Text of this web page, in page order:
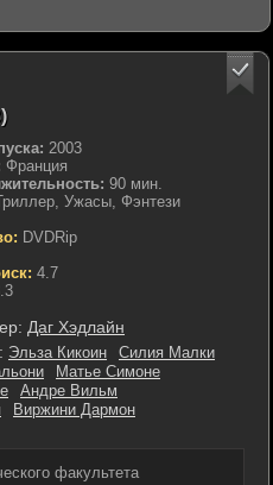
2003
Франция
90 мин.
Ужасы, Фэнтези
DVDRip
4.7
Даг Хэдлайн
Эльза Кикоин
Силия Малки
Матье Симоне
Андре Вильм
Виржини Дармон
факультета